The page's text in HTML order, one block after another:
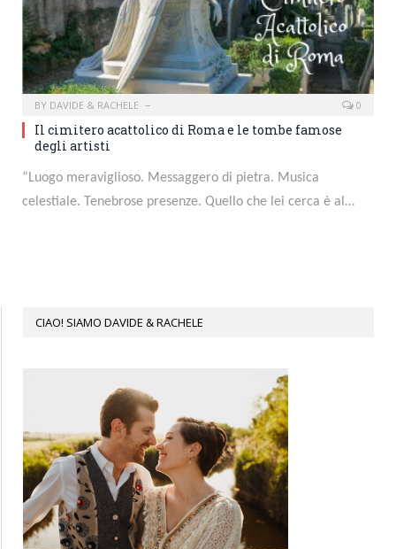
BY DAVIDE & RACHELE 0
Il cimitero acattolico di Roma e le tombe famose
degli artisti
“Luogo meraviglioso. Messaggero di pietra. Musica
celestiale. Tenebrose presenze. Quello che lei cerca è al…
CIAO! SIAMO DAVIDE & RACHELE